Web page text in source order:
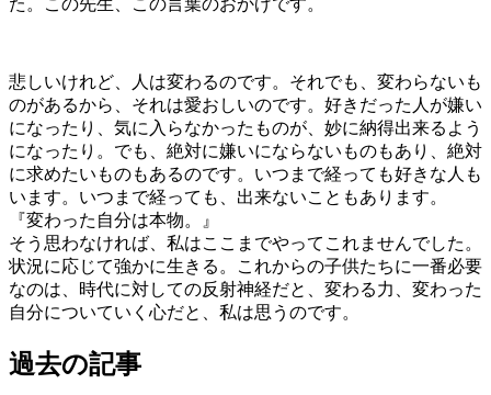
悲しいけれど、人は変わるのです。それでも、変わらないも
のがあるから、それは愛おしいのです。好きだった人が嫌い
になったり、気に入らなかったものが、妙に納得出来るよう
になったり。でも、絶対に嫌いにならないものもあり、絶対
に求めたいものもあるのです。いつまで経っても好きな人も
います。いつまで経っても、出来ないこともあります。
『変わった自分は本物。』
そう思わなければ、私はここまでやってこれませんでした。
状況に応じて強かに生きる。これからの子供たちに一番必要
なのは、時代に対しての反射神経だと、変わる力、変わった
自分についていく心だと、私は思うのです。
過去の記事